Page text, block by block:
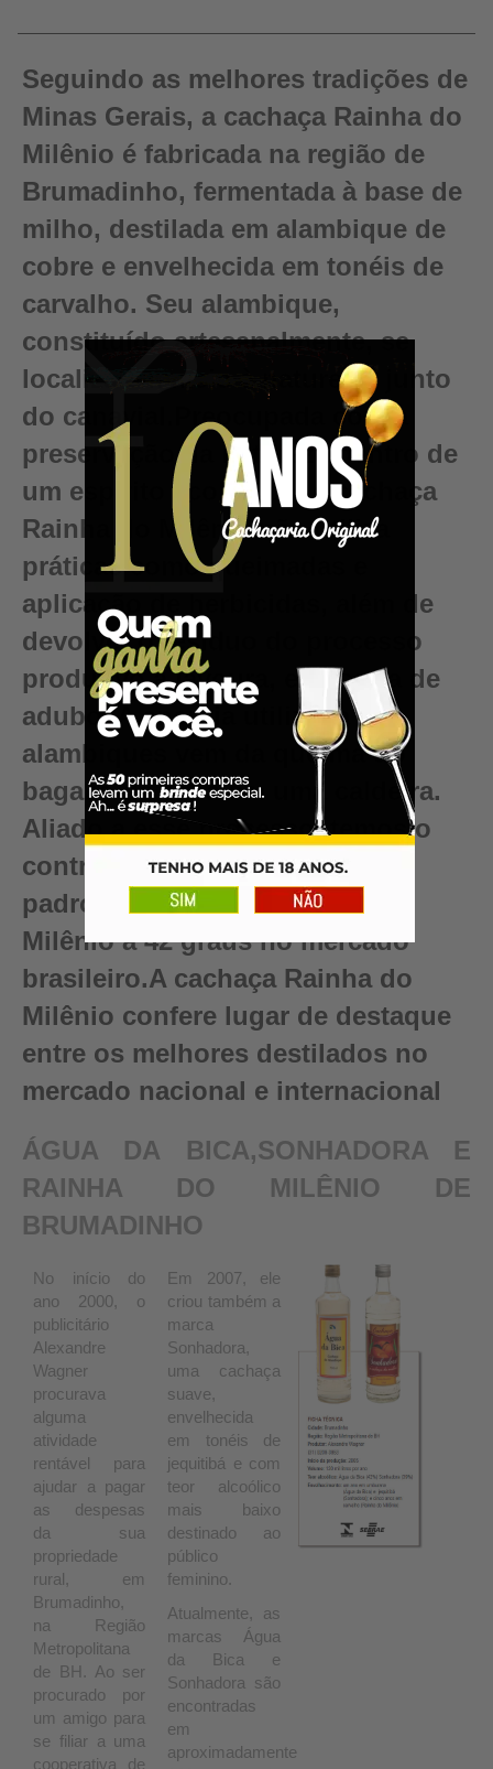
Seguindo as melhores tradições de
Minas Gerais, a cachaça Rainha do
Milênio é fabricada na região de
Brumadinho, fermentada à base de
milho, destilada em alambique de
cobre e envelhecida em tonéis de
carvalho. Seu alambique,
constituído artesanalmente, se
localiza em meio à natureza, junto
do canavial.Preocupada com a
preservação da natureza dentro de
um espírito ecológico, a cachaça
Rainha do Milênio não utiliza
práticas como queimadas e
aplicação de herbicidas, além de
devolver o resíduo do processo
produtivo à lavoura, em forma de
adubo. A energia utilizada nos
alambiques vem da queima do
bagaço da cana em uma caldeira.
Aliado a esse processo, temos o
controle de qualidade que
padroniza a cachaça Rainha do
Milênio a 42 graus no mercado
brasileiro.A cachaça Rainha do
Milênio confere lugar de destaque
entre os melhores destilados no
mercado nacional e internacional
ÁGUA DA BICA,SONHADORA E
RAINHA DO MILÊNIO DE
BRUMADINHO
No início do
ano 2000, o
publicitário
Alexandre
Wagner
procurava
alguma
atividade
rentável para
ajudar a pagar
as despesas
da sua
propriedade
rural, em
Brumadinho,
na Região
Metropolitana
de BH. Ao ser
procurado por
um amigo para
se filiar a uma
cooperativa de
Em 2007, ele
criou também a
marca
Sonhadora,
uma cachaça
suave,
envelhecida
em tonéis de
jequitibá e com
teor alcoólico
mais baixo
destinado ao
público
feminino.
Atualmente, as
marcas Água
da Bica e
Sonhadora são
encontradas
em
aproximadamente